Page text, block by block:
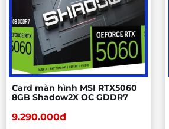
Card màn hình MSI RTX5060
8GB Shadow2X OC GDDR7
9.290.000đ